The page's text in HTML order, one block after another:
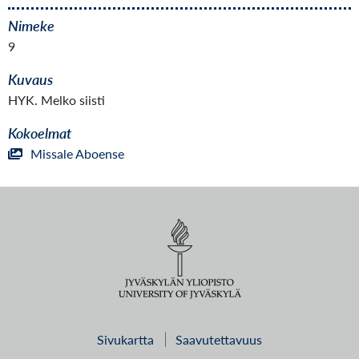
Nimeke
9
Kuvaus
HYK. Melko siisti
Kokoelmat
Missale Aboense
Sivukartta Saavutettavuus